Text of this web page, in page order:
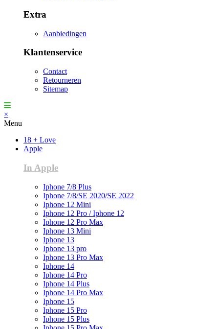
Extra
Aanbiedingen
Klantenservice
Contact
Retourneren
Sitemap
×
Menu
18 + Love
Apple
In Apple
Iphone 7/8 Plus
Iphone 7/8/SE 2020/SE 2022
Iphone 12 Mini
Iphone 12 Pro / Iphone 12
Iphone 12 Pro Max
Iphone 13 Mini
Iphone 13
Iphone 13 pro
Iphone 13 Pro Max
Iphone 14
Iphone 14 Pro
Iphone 14 Plus
Iphone 14 Pro Max
Iphone 15
Iphone 15 Pro
Iphone 15 Plus